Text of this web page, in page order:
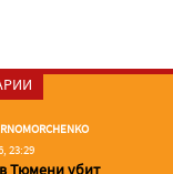
23:29
Тюмени убит